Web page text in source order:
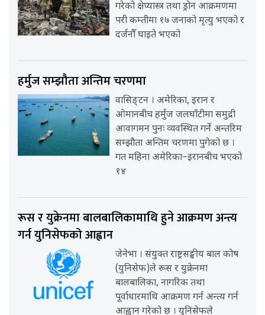
गरेको क्षेप्यास्त्र तथा ड्रोन आक्रमणमा
परी कम्तीमा १७ जनाको मृत्यु भएको र
दर्जनौँ घाइते भएको
हर्मुज सम्झौता अन्तिम चरणमा
वासिङ्टन । अमेरिका, इरान र
ओमानबीच हर्मुज जलघाँटीमा समुद्री
आवागमन पुनः व्यवस्थित गर्ने अन्तरिम
सम्झौता अन्तिम चरणमा पुगेको छ ।
गत महिना अमेरिका–इरानबीच भएको
१४
रूस र युक्रेनमा बालबालिकामाथि हुने आक्रमण अन्त्य
गर्न युनिसेफको आह्वान
जेनेभा । संयुक्त राष्ट्रसङ्घीय बाल कोष
(युनिसेफ)ले रूस र युक्रेनमा
बालबालिका, नागरिक तथा
पूर्वाधारमाथि आक्रमण गर्न अन्त्य गर्न
आह्वान गरेको छ । युनिसेफले